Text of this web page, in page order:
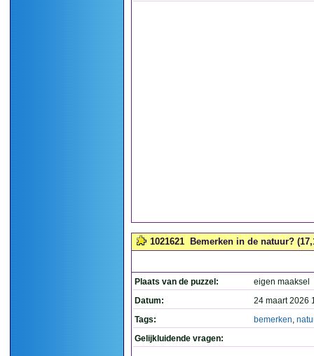
1021621 Bemerken in de natuur?
Plaats van de puzzel:
eigen maaksel
Datum:
24 maart 2026
Tags:
bemerken,
Gelijkluidende vragen: